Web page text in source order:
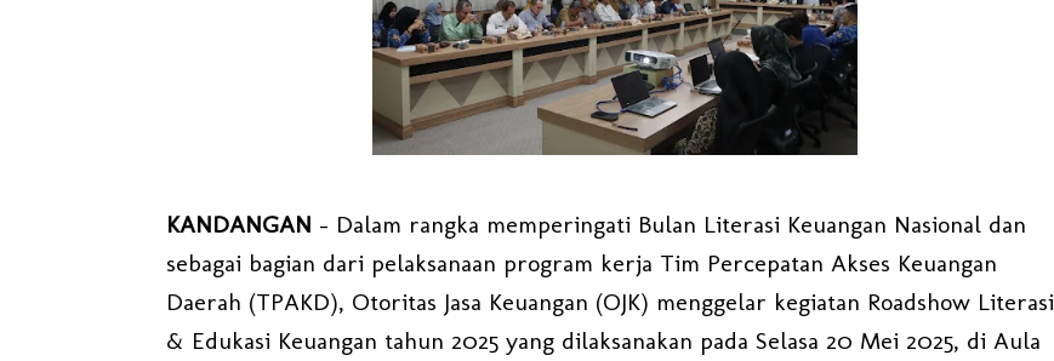
KANDANGAN – Dalam rangka memperingati Bulan Literasi Keuangan Nasional dan
sebagai bagian dari pelaksanaan program kerja Tim Percepatan Akses Keuangan
Daerah (TPAKD), Otoritas Jasa Keuangan (OJK) menggelar kegiatan Roadshow Literasi
& Edukasi Keuangan tahun 2025 yang dilaksanakan pada Selasa 20 Mei 2025, di Aula